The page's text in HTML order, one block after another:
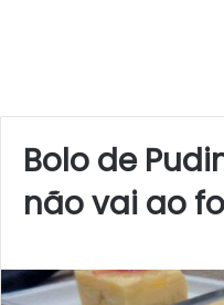
Bolo de
não vai ao